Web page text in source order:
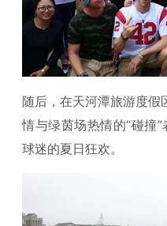
随后，在天河潭旅游度
情与绿茵场热情的“碰撞
球迷的夏日狂欢。